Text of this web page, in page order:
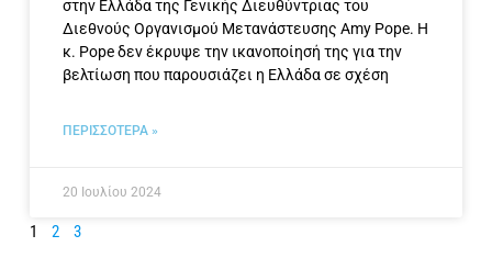
στην Ελλάδα της Γενικής Διευθύντριας του
Διεθνούς Οργανισμού Μετανάστευσης Amy Pope. Η
κ. Pope δεν έκρυψε την ικανοποίησή της για την
βελτίωση που παρουσιάζει η Ελλάδα σε σχέση
ΠΕΡΙΣΣΟΤΕΡΑ »
20 Ιουλίου 2024
1 2 3